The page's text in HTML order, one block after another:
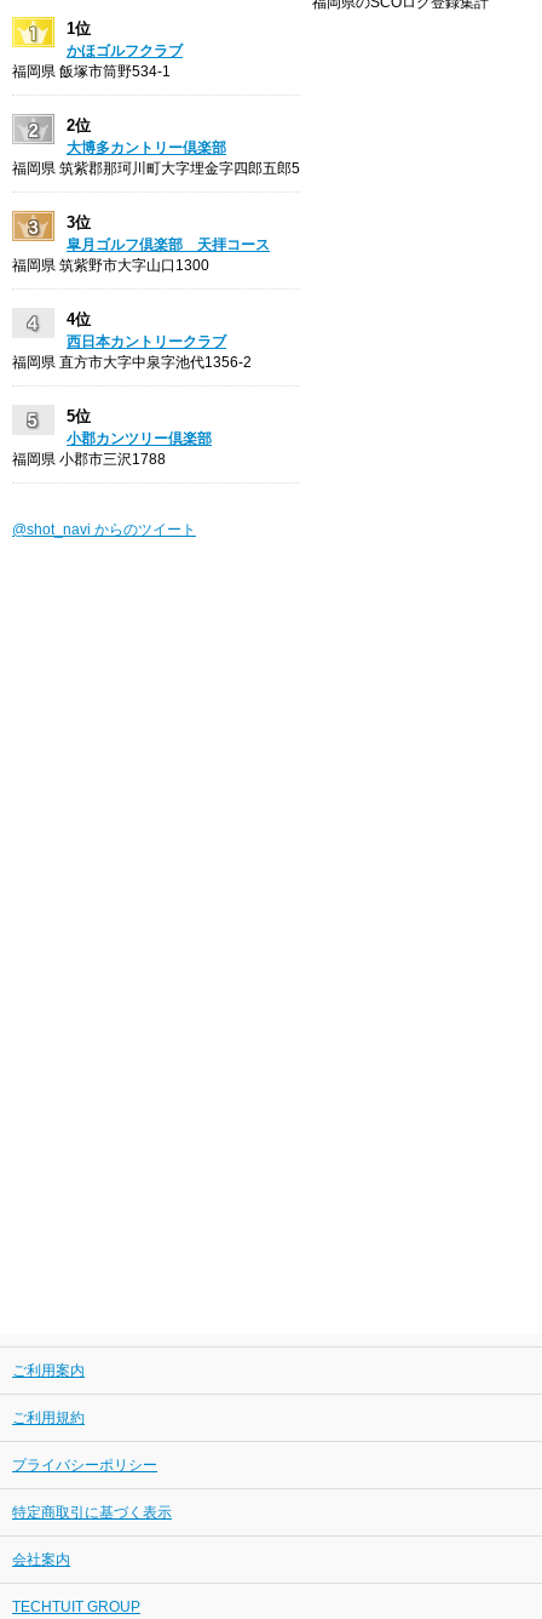
1位
かほゴルフクラブ
福岡県 飯塚市筒野534-1
2位
大博多カントリー倶楽部
福岡県 筑紫郡那珂川町大字埋金字四郎五郎5
3位
皐月ゴルフ倶楽部 天拝コース
福岡県 筑紫野市大字山口1300
4位
西日本カントリークラブ
福岡県 直方市大字中泉字池代1356-2
5位
小郡カンツリー倶楽部
福岡県 小郡市三沢1788
@shot_navi からのツイート
ご利用案内
ご利用規約
プライバシーポリシー
特定商取引に基づく表示
会社案内
TECHTUIT GROUP